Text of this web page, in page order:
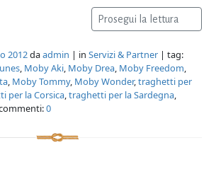
Prosegui la lettura
2012daadmin | in Servizi & Partner | tag:
, Moby Aki, Moby Drea, Moby Freedom,
, Moby Tommy, Moby Wonder,traghetti per
per la Corsica,traghetti per la Sardegna,
0